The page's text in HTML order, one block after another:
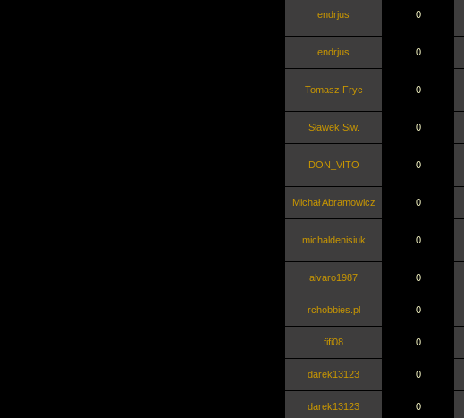
endrjus 0
endrjus 0
Tomasz Fryc 0
Sławek Siw. 0
DON_VITO 0
Michał Abramowicz 0
michaldenisiuk 0
alvaro1987 0
rchobbies.pl 0
fifi08 0
darek13123 0
darek13123 0